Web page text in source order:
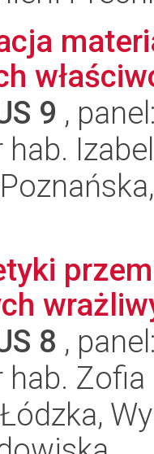
9 ,
8 ,
hab.